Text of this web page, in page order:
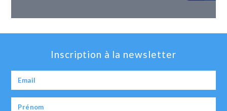
Inscription à la newsletter